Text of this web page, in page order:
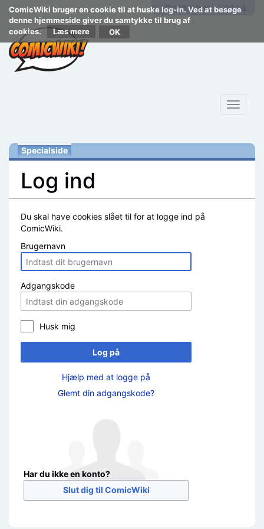
ComicWiki bruger en cookie til at huske log-in. Ved at besøge
denne hjemmeside giver du samtykke til brug af
cookies.
Læs mere
Opret konto Log på
Toggle
Specialside
Log ind
Du skal have cookies slået til for at logge ind på
ComicWiki.
Brugernavn
Adgangskode
Husk mig
Log på
Hjælp med at logge på
Glemt din adgangskode?
Har du ikke en konto?
Slut dig til ComicWiki